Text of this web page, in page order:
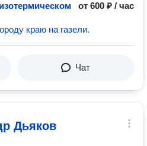
от 600 ₽ / час
краю на газели.
Чат
Дьяков